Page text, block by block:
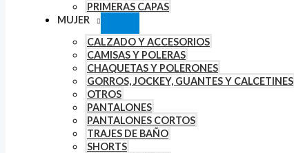
PRIMERAS CAPAS
MUJER
CALZADO Y ACCESORIOS
CAMISAS Y POLERAS
CHAQUETAS Y POLERONES
GORROS, JOCKEY, GUANTES Y CALCETINES
OTROS
PANTALONES
PANTALONES CORTOS
TRAJES DE BAÑO
SHORTS